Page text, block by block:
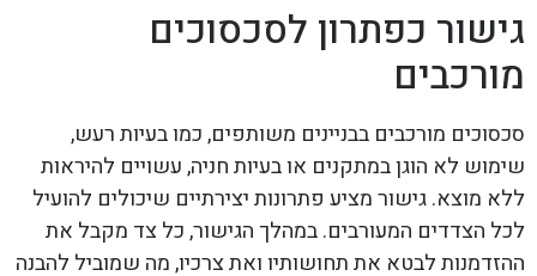
גישור כפתרון לסכסוכים
מורכבים
סכסוכים מורכבים בבניינים משותפים, כמו בעיות רעש,
שימוש לא הוגן במתקנים או בעיות חניה, עשויים להיראות
ללא מוצא. גישור מציע פתרונות יצירתיים שיכולים להועיל
לכל הצדדים המעורבים. במהלך הגישור, כל צד מקבל את
ההזדמנות לבטא את תחושותיו ואת צרכיו, מה שמוביל להבנה